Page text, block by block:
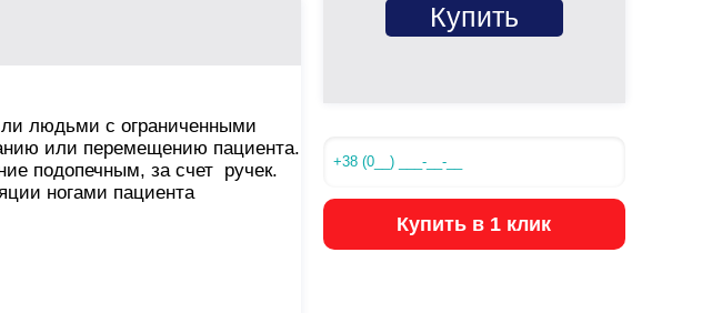
людьми с ограниченными
или перемещению пациента.
подопечным, за счет ручек.
ногами пациента
Купить
Купить в 1 клик